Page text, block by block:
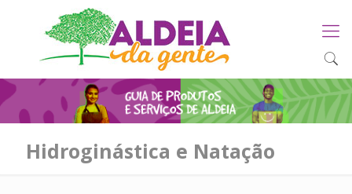
Hidroginástica e Natação